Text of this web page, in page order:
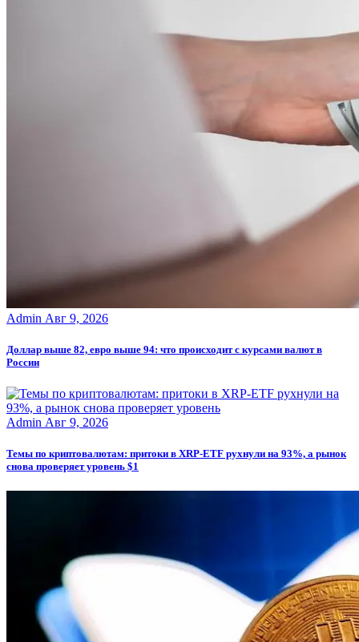
Admin Авг 9, 2026
Доллар выше 82, евро выше 94: что происходит с курсами валют в
России
Admin Авг 9, 2026
Темы по криптовалютам: притоки в XRP-ETF рухнули на 93%, а рынок
снова проверяет уровень $1